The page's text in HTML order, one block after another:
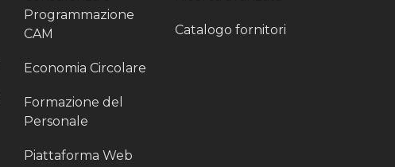
Programmazione
CAM
Economia Circolare
Formazione del
Personale
Piattaforma Web
Catalogo fornitori